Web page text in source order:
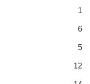
1
6
5
12